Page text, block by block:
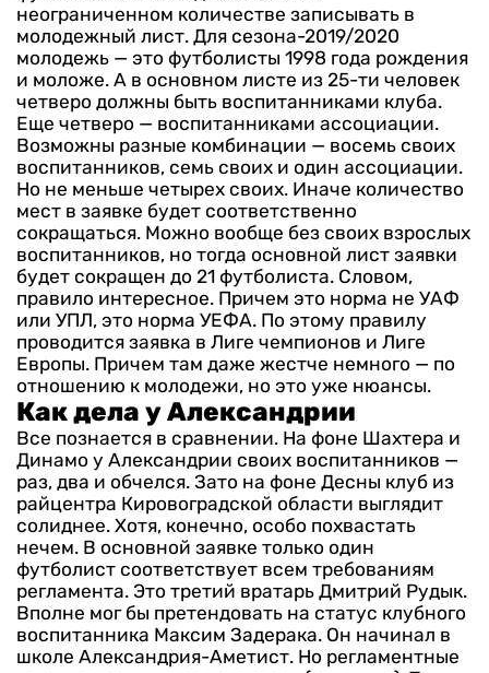
неограниченном количестве записывать в
молодежный лист. Для сезона-2019/2020
молодежь — это футболисты 1998 года рождения
и моложе. А в основном листе из 25-ти человек
четверо должны быть воспитанниками клуба.
Еще четверо — воспитанниками ассоциации.
Возможны разные комбинации — восемь своих
воспитанников, семь своих и один ассоциации.
Но не меньше четырех своих. Иначе количество
мест в заявке будет соответственно
сокращаться. Можно вообще без своих взрослых
воспитанников, но тогда основной лист заявки
будет сокращен до 21 футболиста. Словом,
правило интересное. Причем это норма не УАФ
или УПЛ, это норма УЕФА. По этому правилу
проводится заявка в Лиге чемпионов и Лиге
Европы. Причем там даже жестче немного — по
отношению к молодежи, но это уже нюансы.
Как дела у Александрии
Все познается в сравнении. На фоне Шахтера и
Динамо у Александрии своих воспитанников —
раз, два и обчелся. Зато на фоне Десны клуб из
райцентра Кировоградской области выглядит
солиднее. Хотя, конечно, особо похвастать
нечем. В основной заявке только один
футболист соответствует всем требованиям
регламента. Это третий вратарь Дмитрий Рудык.
Вполне мог бы претендовать на статус клубного
воспитанника Максим Задерака. Он начинал в
школе Александрия-Аметист. Но регламентные